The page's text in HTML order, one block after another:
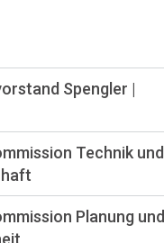
Spengler |
Technik und
Planung und